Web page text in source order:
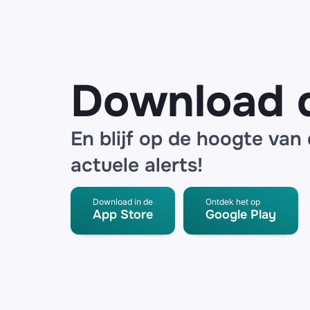
Download
En blijf op de hoogte van
actuele alerts!
Download in de
App Store
Ontdek het op
Google Play